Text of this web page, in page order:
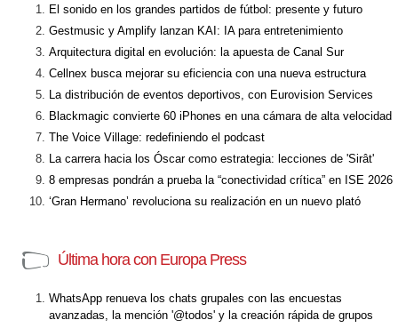
El sonido en los grandes partidos de fútbol: presente y futuro
Gestmusic y Amplify lanzan KAI: IA para entretenimiento
Arquitectura digital en evolución: la apuesta de Canal Sur
Cellnex busca mejorar su eficiencia con una nueva estructura
La distribución de eventos deportivos, con Eurovision Services
Blackmagic convierte 60 iPhones en una cámara de alta velocidad
The Voice Village: redefiniendo el podcast
La carrera hacia los Óscar como estrategia: lecciones de 'Sirât'
8 empresas pondrán a prueba la “conectividad crítica” en ISE 2026
‘Gran Hermano’ revoluciona su realización en un nuevo plató
Última hora con Europa Press
WhatsApp renueva los chats grupales con las encuestas
avanzadas, la mención '@todos' y la creación rápida de grupos